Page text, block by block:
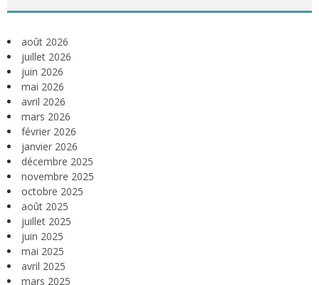
août 2026
juillet 2026
juin 2026
mai 2026
avril 2026
mars 2026
février 2026
janvier 2026
décembre 2025
novembre 2025
octobre 2025
août 2025
juillet 2025
juin 2025
mai 2025
avril 2025
mars 2025